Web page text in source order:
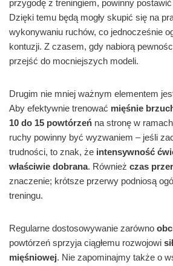
przygodę z treningiem, powinny
Dzięki temu będą mogły skupić się na
wykonywaniu ruchów, co jednocześnie
kontuzji. Z czasem, gdy nabiorą
przejść do mocniejszych modeli.
Drugim nie mniej ważnym elementem
Aby efektywnie trenować mięśnie
10 do 15 powtórzeń na stronę w
ruchy powinny być wyzwaniem – jeśli
trudności, to znak, że intensywność
właściwie dobrana. Również czas
znaczenie; krótsze przerwy podniosą
treningu.
Regularne dostosowywanie zarówno
powtórzeń sprzyja ciągłemu rozwojowi
mięśniowej. Nie zapominajmy także o